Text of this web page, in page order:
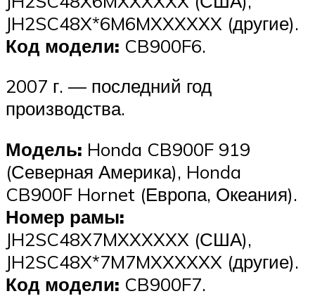
JH2SC48X*6M6MXXXXXX (другие).
Код модели: CB900F6.
2007 г. — последний год
производства.
Модель: Honda CB900F 919
(Северная Америка), Honda
CB900F Hornet (Европа, Океания).
Номер рамы:
JH2SC48X7MXXXXXX (США),
JH2SC48X*7M7MXXXXXX (другие).
Код модели: CB900F7.